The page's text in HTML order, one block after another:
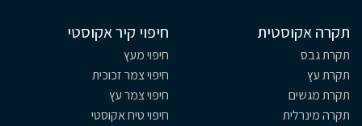
תקרה אקוסטית
תקרת גבס
תקרת עץ
תקרת מגשים
תקרה מינרלית
חיפוי קיר אקוסטי
חיפוי מעץ
חיפוי צמר זכוכית
חיפוי צמר עץ
חיפוי טיח אקוסטי